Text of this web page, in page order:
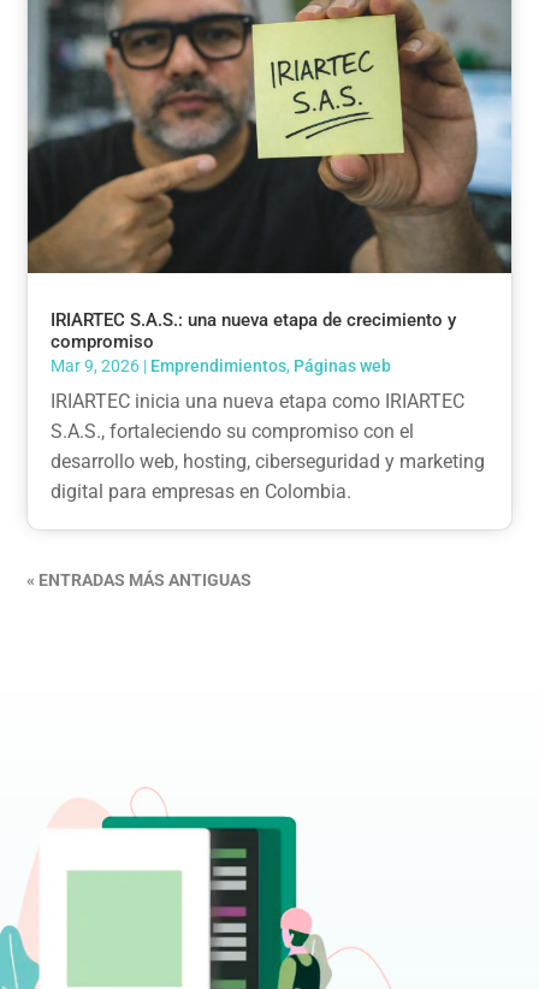
IRIARTEC S.A.S.: una nueva etapa de crecimiento y
compromiso
Mar 9, 2026 | Emprendimientos, Páginas web
IRIARTEC inicia una nueva etapa como IRIARTEC
S.A.S., fortaleciendo su compromiso con el
desarrollo web, hosting, ciberseguridad y marketing
digital para empresas en Colombia.
« ENTRADAS MÁS ANTIGUAS